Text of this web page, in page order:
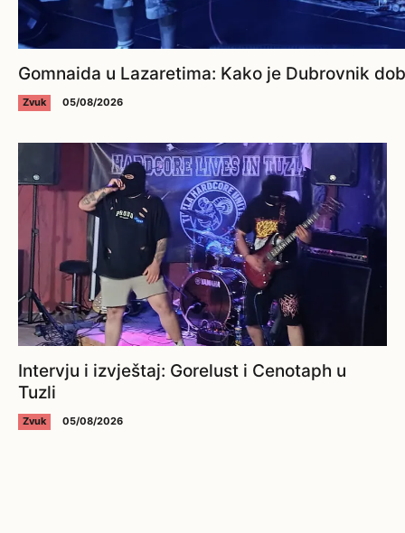
Gomnaida u Lazaretima: Kako je Dubrovnik
Zvuk 05/08/2026
Intervju i izvještaj: Gorelust i Cenotaph u
Tuzli
Zvuk 05/08/2026